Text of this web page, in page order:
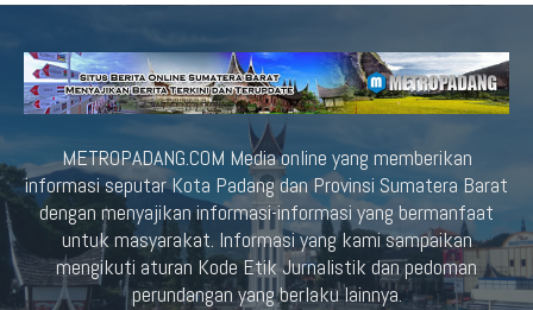
METROPADANG.COM Media online yang memberikan
informasi seputar Kota Padang dan Provinsi Sumatera Barat
dengan menyajikan informasi-informasi yang bermanfaat
untuk masyarakat. Informasi yang kami sampaikan
mengikuti aturan Kode Etik Jurnalistik dan pedoman
perundangan yang berlaku lainnya.